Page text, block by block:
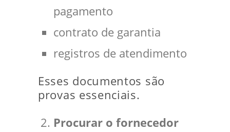
pagamento
contrato de garantia
registros de atendimento
Esses documentos são
provas essenciais.
Procurar o fornecedor